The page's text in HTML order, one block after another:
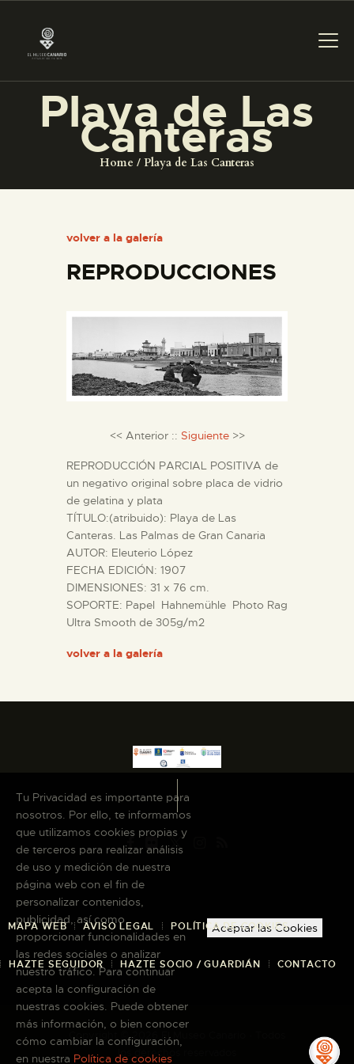
Playa de Las
Canteras
Home Playa de Las Canteras
PREPARAR LA VISITA
EL MUSEO
COLECCIONES
DIDÁCTICA
PREPARAR LA VISITA
ACTIVIDADES
█
EL MUSEO
COLECCIONES
DIDÁCTICA
ESPAÑOL
volver a la galería
REPRODUCCIONES
<< Anterior :: Siguiente >>
REPRODUCCIÓN PARCIAL POSITIVA de
un negativo original sobre placa de vidrio
de gelatina y plata
TÍTULO:(atribuido): Playa de Las
Canteras. Las Palmas de Gran Canaria
AUTOR: Eleuterio López
FECHA EDICIÓN: 1907
DIMENSIONES: 31 x 76 cm.
SOPORTE: Papel Hahnemühle Photo Rag
Ultra Smooth de 305g/m2
volver a la galería
MAPA WEB AVISO LEGAL POLÍTICA DE COOKIES
HAZTE SEGUIDOR HAZTE SOCIO / GUARDIÁN CONTACTO
Copyright © 2026 El Museo Canario · Todos
los derechos reservados
Tu Privacidad es importante para
nosotros. Por ello, te informamos
que utilizamos cookies propias y
de terceros para realizar análisis
de uso y medición de nuestra
página web con el fin de
personalizar contenidos,
publicidad, así como
proporcionar funcionalidades en
las redes sociales o analizar
nuestro tráfico. Para continuar
acepta la configuración de
nuestras cookies. Puede obtener
más información, o bien conocer
cómo cambiar la configuración,
en nuestra Política de cookies
Aceptar las Cookies